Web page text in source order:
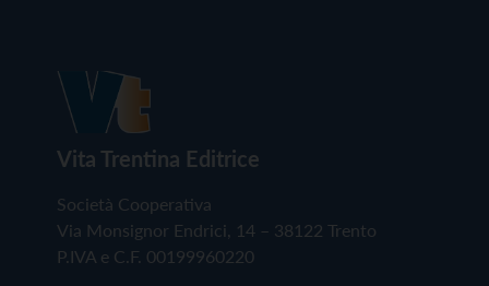
Vita Trentina Editrice
Società Cooperativa
Via Monsignor Endrici, 14 – 38122 Trento
P.IVA e C.F. 00199960220